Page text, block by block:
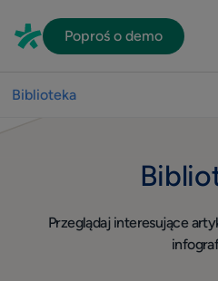
Poproś o demo
Przeglądaj interesujące
Biblioteka
Usprawnienie pracy gabinetu
Wizerunek